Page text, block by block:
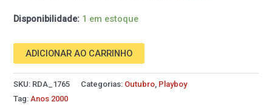
Disponibilidade: 1 em estoque
ADICIONAR AO CARRINHO
SKU: RDA_1765 Categorias: Outubro, Playboy
Tag:Anos 2000